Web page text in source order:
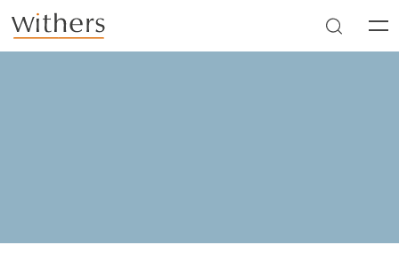
Skip to main content